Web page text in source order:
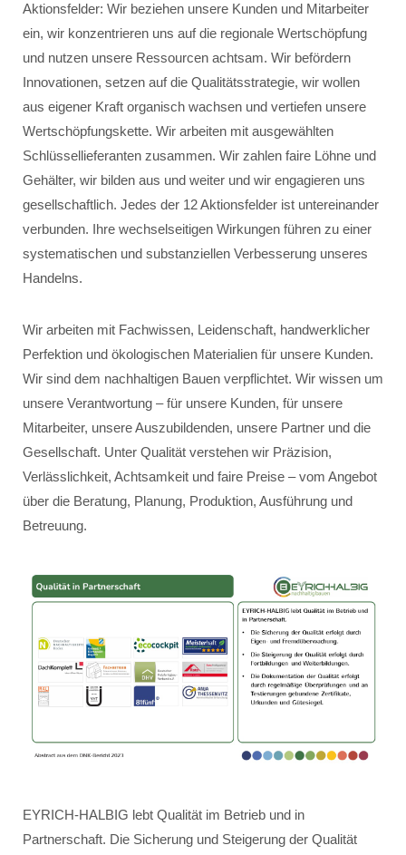
Aktionsfelder: Wir beziehen unsere Kunden und Mitarbeiter
ein, wir konzentrieren uns auf die regionale Wertschöpfung
und nutzen unsere Ressourcen achtsam. Wir befördern
Innovationen, setzen auf die Qualitätsstrategie, wir wollen
aus eigener Kraft organisch wachsen und vertiefen unsere
Wertschöpfungskette. Wir arbeiten mit ausgewählten
Schlüssellieferanten zusammen. Wir zahlen faire Löhne und
Gehälter, wir bilden aus und weiter und wir engagieren uns
gesellschaftlich. Jedes der 12 Aktionsfelder ist untereinander
verbunden. Ihre wechselseitigen Wirkungen führen zu einer
systematischen und substanziellen Verbesserung unseres
Handelns.
Wir arbeiten mit Fachwissen, Leidenschaft, handwerklicher
Perfektion und ökologischen Materialien für unsere Kunden.
Wir sind dem nachhaltigen Bauen verpflichtet. Wir wissen um
unsere Verantwortung – für unsere Kunden, für unsere
Mitarbeiter, unsere Auszubildenden, unsere Partner und die
Gesellschaft. Unter Qualität verstehen wir Präzision,
Verlässlichkeit, Achtsamkeit und faire Preise – vom Angebot
über die Beratung, Planung, Produktion, Ausführung und
Betreuung.
EYRICH-HALBIG lebt Qualität im Betrieb und in
Partnerschaft. Die Sicherung und Steigerung der Qualität